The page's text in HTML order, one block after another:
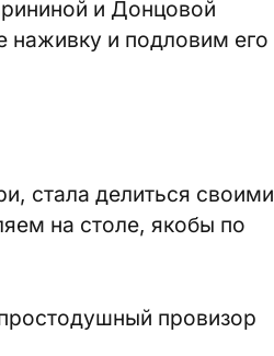
и Донцовой
наживку и подловим его
стала делиться своими
на столе, якобы по
провизор